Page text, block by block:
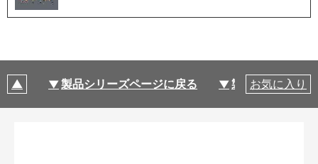
製品シリーズページに戻る 製品仕様
お気に入り